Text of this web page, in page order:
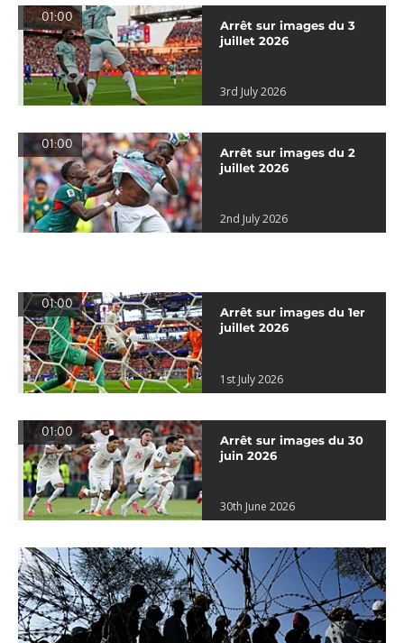
01:00
Arrêt sur images du 3
juillet 2026
3rd July 2026
01:00
Arrêt sur images du 2
juillet 2026
2nd July 2026
01:00
Arrêt sur images du 1er
juillet 2026
1st July 2026
01:00
Arrêt sur images du 30
juin 2026
30th June 2026